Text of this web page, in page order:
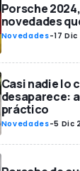
Porsche
novedades
Novedades-17
Casi nadie lo
desaparece:
práctico
Novedades-5 Dic